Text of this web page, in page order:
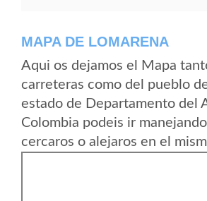
MAPA DE LOMARENA
Aqui os dejamos el Mapa
carreteras como del pueblo
estado de Departamento del
Colombia podeis ir
cercaros o alejaros en el